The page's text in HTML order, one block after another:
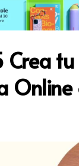
Crea tu
Online